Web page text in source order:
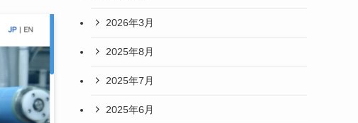
2026年3月
2025年8月
2025年7月
2025年6月